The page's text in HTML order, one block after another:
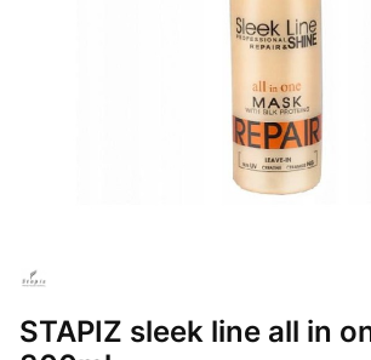
STAPIZ sleek line all in